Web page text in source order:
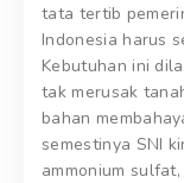
tata tertib
Indonesia harus
Kebutuhan ini
tak merusak
bahan
semestinya SNI
ammonium